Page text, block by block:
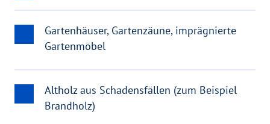
Gartenhäuser, Gartenzäune, imprägnierte
Gartenmöbel
Altholz aus Schadensfällen (zum Beispiel
Brandholz)